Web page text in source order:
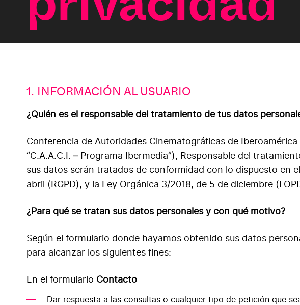
1. INFORMACIÓN AL USUARIO
¿Quién es el responsable del tratamiento de tus datos
Conferencia de Autoridades Cinematográficas de
“C.A.A.C.I. – Programa Ibermedia”), Responsable del
sus datos serán tratados de conformidad con lo dispuesto en
abril (RGPD), y la Ley Orgánica 3/2018, de 5 de diciembre
¿Para qué se tratan sus datos personales y con qué motivo?
Según el formulario donde hayamos obtenido sus datos
para alcanzar los siguientes fines:
En el formulario Contacto
Dar respuesta a las consultas o cualquier tipo de petición que